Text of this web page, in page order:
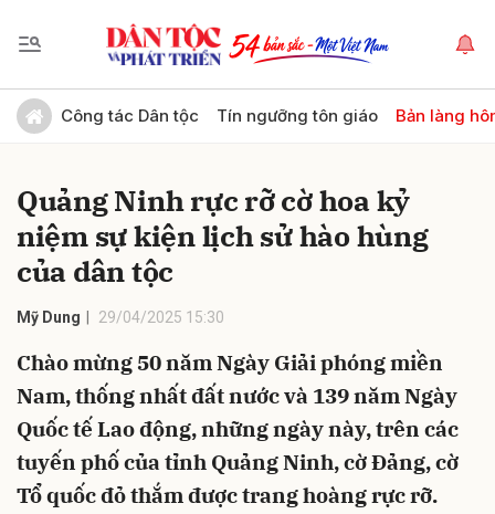
Công tác Dân tộc Tín ngưỡng tôn giáo Bản làng
Quảng Ninh rực rỡ cờ hoa kỷ
niệm sự kiện lịch sử hào hùng
của dân tộc
Mỹ Dung 29/04/2025 15:30
Chào mừng 50 năm Ngày Giải phóng miền
Nam, thống nhất đất nước và 139 năm Ngày
Quốc tế Lao động, những ngày này, trên các
tuyến phố của tỉnh Quảng Ninh, cờ Đảng, cờ
Tổ quốc đỏ thắm được trang hoàng rực rỡ.
Gửi bình luận